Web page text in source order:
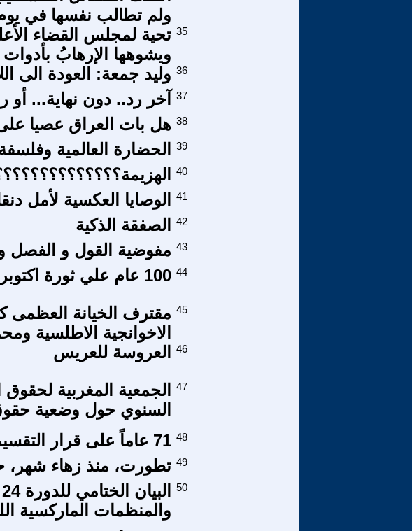
ولم تطالب نفسها في
تحية لمجلس القضاء
ويشوهها الإرهابُ بأدوات
35
وليد جمعة: العودة الى 36
آخر رد.. دون نهاية... 37
هل بات العراق عصيا 38
الحضارة العالمية وفلسفة 39
40
الوصايا العكسية لأمل 41
الصفقة الذكية 42
مفوضية القول و الفصل و 43
100 عام علي ثورة اكتوبر الاشتراكية 44
مقترف الخيانة
الاخوانجية الاطلسية
45
العروسة للعريس 46
الجمعية المغربية
السنوي حول وضعية حقوق
47
71 عاماً على قرار التقسيم 48
تطورت، منذ زهاء شهر، 49
والمنظمات الماركسية
50